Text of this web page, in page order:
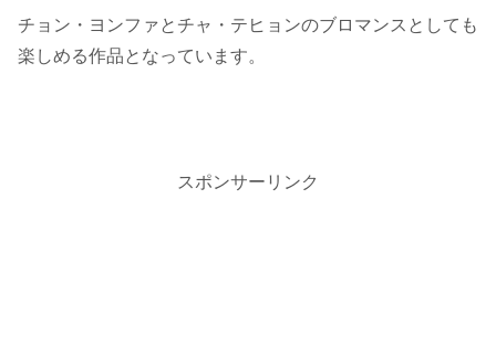
チョン・ヨンファとチャ・テヒョンのブロマンスとしても
楽しめる作品となっています。
スポンサーリンク